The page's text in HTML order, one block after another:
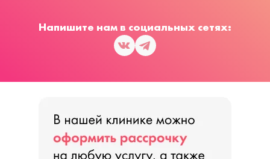
Напишите нам в социальных сетях: